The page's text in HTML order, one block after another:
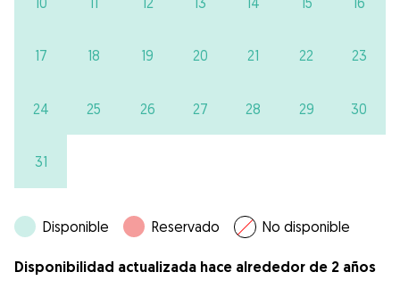
17 18 19 20 21 22 23
24 25 26 27 28 29 30
31
Disponible Reservado No disponible
Disponibilidad actualizada hace alrededor de 2 años